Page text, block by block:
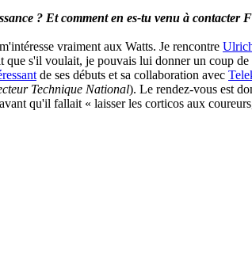
? Et comment en es-tu venu à contacter
vraiment aux Watts. Je rencontre
s'il voulait, je pouvais lui donner un coup
de ses débuts et sa collaboration avec
Technique National). Le rendez-vous est
qu'il fallait « laisser les corticos aux